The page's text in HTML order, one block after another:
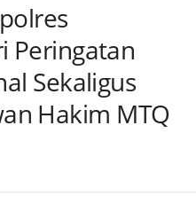
Peringatan
Sekaligus
Hakim MTQ